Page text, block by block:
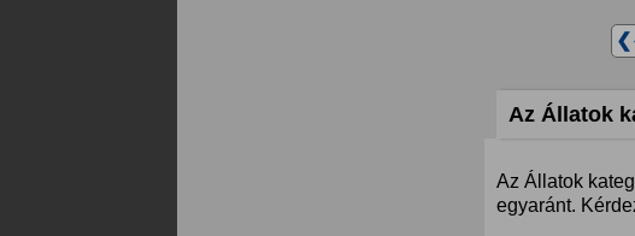
Az Állatok
Az Állatok
egyaránt.